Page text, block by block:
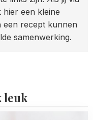
hier een kleine
een recept kunnen
samenwerking.
leuk